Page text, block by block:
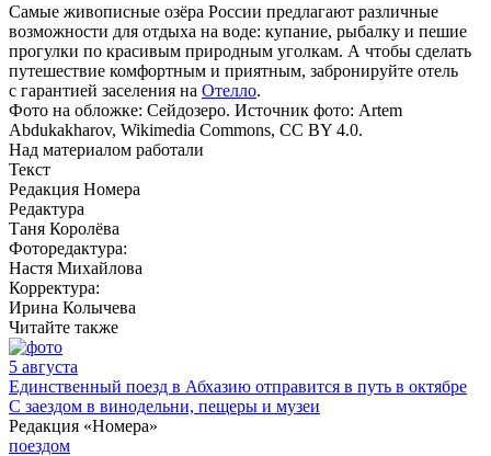
Самые живописные озёра России предлагают различные
возможности для отдыха на воде: купание, рыбалку и пешие
прогулки по красивым природным уголкам. А чтобы сделать
путешествие комфортным и приятным, забронируйте отель
с гарантией заселения на Отелло.
Фото на обложке: Сейдозеро. Источник фото: Artem
Abdukakharov, Wikimedia Commons, CC BY 4.0.
Над материалом работали
Текст
Редакция Номера
Редактура
Таня Королёва
Фоторедактура:
Настя Михайлова
Корректура:
Ирина Колычева
Читайте также
5 августа
Единственный поезд в Абхазию отправится в путь в октябре
С заездом в винодельни, пещеры и музеи
Редакция «Номера»
поездом